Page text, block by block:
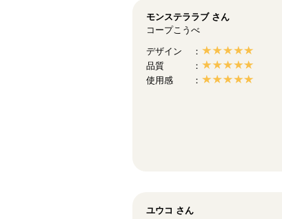
モンステララブさん
コープこうべ
デザイン
品質
使用感
ユウコ さん